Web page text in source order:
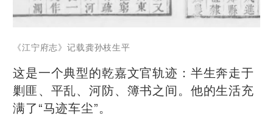
《江宁府志》记载龚孙枝生平
这是一个典型的乾嘉文官轨迹：半生奔走于
剿匪、平乱、河防、簿书之间。他的生活充
满了“马迹车尘”。